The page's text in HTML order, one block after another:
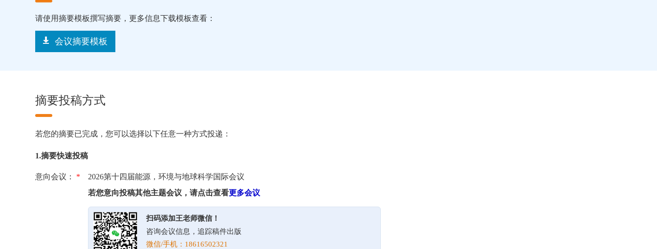
请使用摘要模板撰写摘要，更多信息下载模板查看：
会议摘要模板
摘要投稿方式
若您的摘要已完成，您可以选择以下任意一种方式投递：
1.摘要快速投稿
意向会议： *
2026第十四届能源，环境与地球科学国际会议
若您意向投稿其他主题会议，请点击查看更多会议
扫码添加王老师微信！
咨询会议信息，追踪稿件出版
微信/手机：18616502321